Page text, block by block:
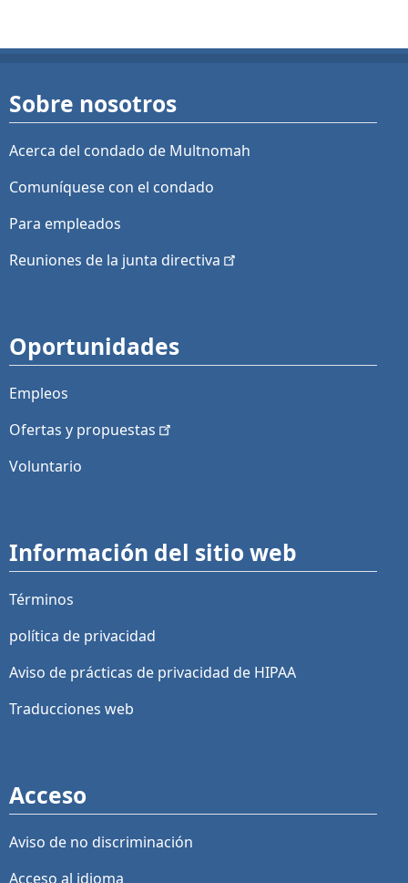
Sobre nosotros
Acerca del condado de Multnomah
Comuníquese con el condado
Para empleados
Reuniones de la junta directiva
Oportunidades
Empleos
Ofertas y propuestas
Voluntario
Información del sitio web
Términos
política de privacidad
Aviso de prácticas de privacidad de HIPAA
Traducciones web
Acceso
Aviso de no discriminación
Acceso al idioma